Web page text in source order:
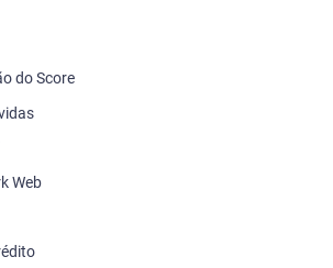
do Score
Web